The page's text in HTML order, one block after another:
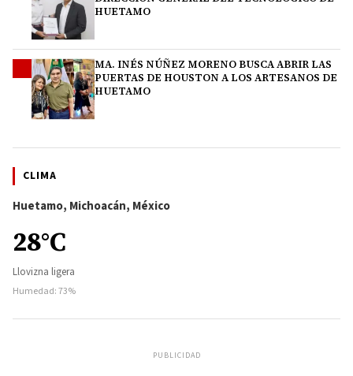
HUETAMO
MA. INÉS NÚÑEZ MORENO BUSCA ABRIR LAS
PUERTAS DE HOUSTON A LOS ARTESANOS DE
HUETAMO
CLIMA
Huetamo, Michoacán, México
28°C
Llovizna ligera
Humedad: 73%
PUBLICIDAD